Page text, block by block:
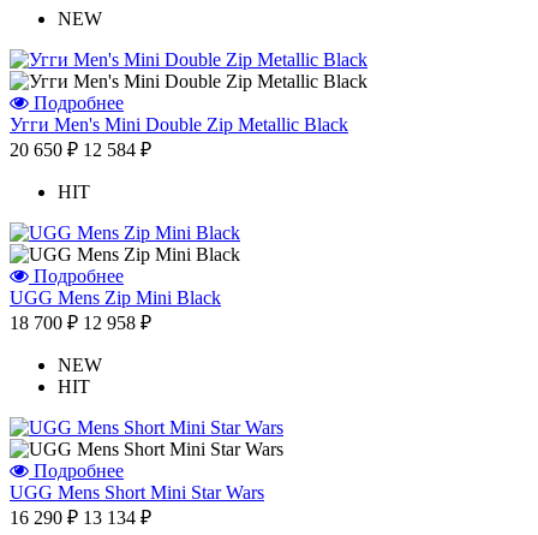
NEW
Подробнее
Угги Men's Mini Double Zip Metallic Black
20 650 ₽ 12 584 ₽
HIT
Подробнее
UGG Mens Zip Mini Black
18 700 ₽ 12 958 ₽
NEW
HIT
Подробнее
UGG Mens Short Mini Star Wars
16 290 ₽ 13 134 ₽